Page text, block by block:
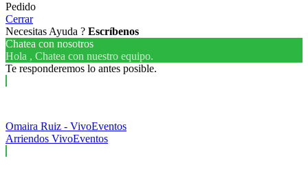
Pedido
Cerrar
Necesitas Ayuda ? Escríbenos
Chatea con nosotros
Hola , Chatea con nuestro equipo.
Te responderemos lo antes posible.
Omaira Ruiz - VivoEventos
Arriendos VivoEventos